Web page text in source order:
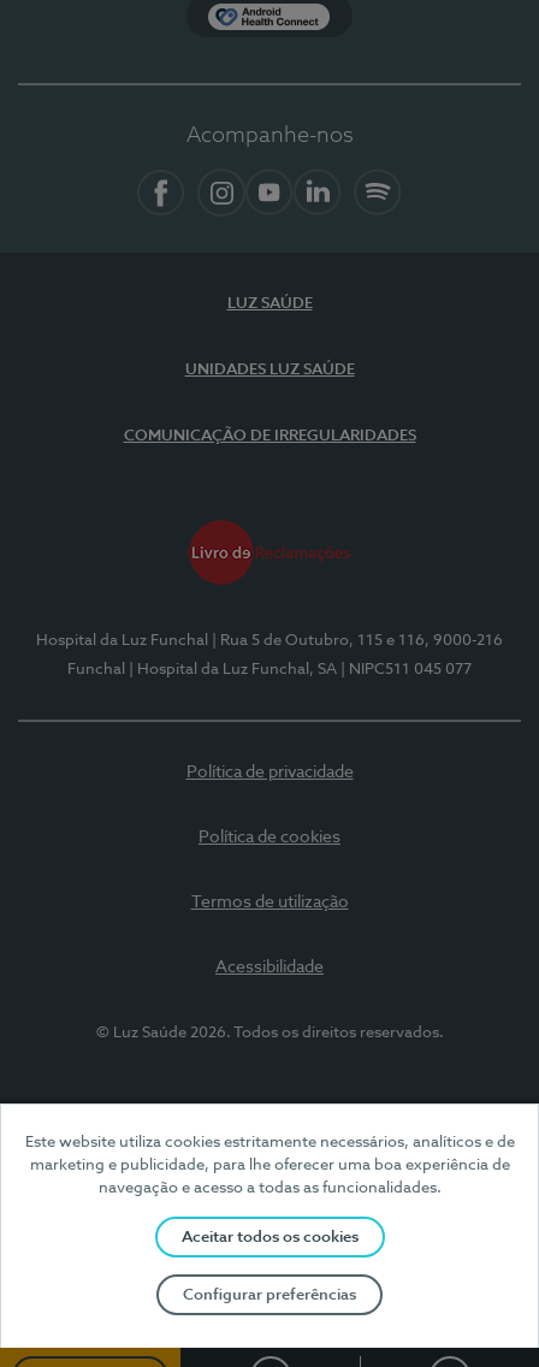
Este website utiliza cookies estritamente necessários, analíticos e de
marketing e publicidade, para lhe oferecer uma boa experiência de
navegação e acesso a todas as funcionalidades.
Aceitar todos os cookies
Configurar preferências
Acompanhe-nos
LUZ SAÚDE
UNIDADES LUZ SAÚDE
COMUNICAÇÃO DE IRREGULARIDADES
Hospital da Luz Funchal
| Rua 5 de Outubro, 115 e 116, 9000-216
Funchal
| Hospital da Luz Funchal, SA | NIPC511 045 077
Política de privacidade
Política de cookies
Termos de utilização
Acessibilidade
© Luz Saúde 2026. Todos os direitos reservados.